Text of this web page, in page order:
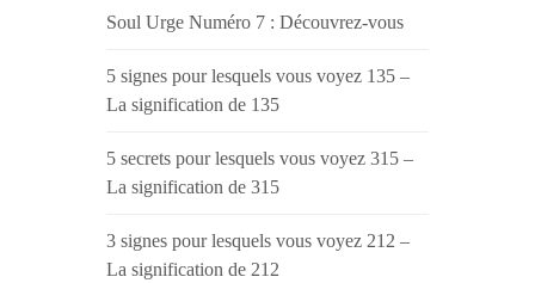
Soul Urge Numéro 7 : Découvrez-vous
5 signes pour lesquels vous voyez 135 –
La signification de 135
5 secrets pour lesquels vous voyez 315 –
La signification de 315
3 signes pour lesquels vous voyez 212 –
La signification de 212